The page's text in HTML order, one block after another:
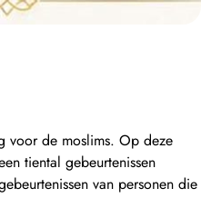
voor de moslims. Op deze
tiental gebeurtenissen
van personen die